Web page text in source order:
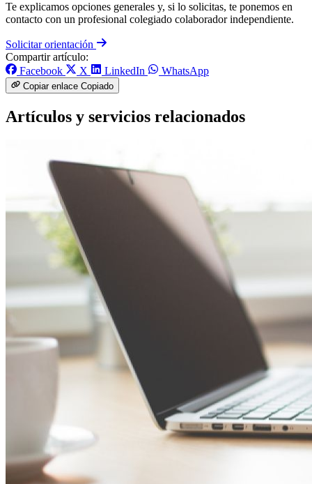
Te explicamos opciones generales y, si lo solicitas, te ponemos en
contacto con un profesional colegiado colaborador independiente.
Solicitar orientación
Compartir artículo:
Facebook
X LinkedIn WhatsApp
Copiar enlace Copiado
Artículos y servicios relacionados